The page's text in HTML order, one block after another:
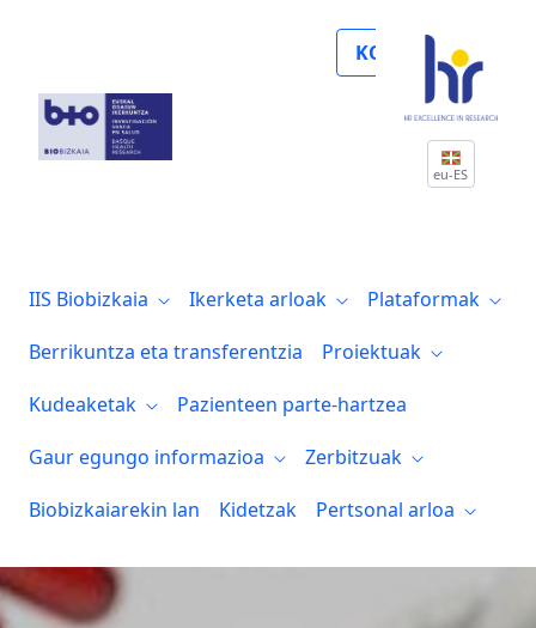
KOLABORATU
eu-ES
IIS Biobizkaia Ikerketa arloak
Plataformak
Berrikuntza eta transferentzia
Proiektuak
Kudeaketak
Pazienteen parte-hartzea
Gaur egungo informazioa
Zerbitzuak
Biobizkaiarekin lan
Kidetzak Pertsonal arloa